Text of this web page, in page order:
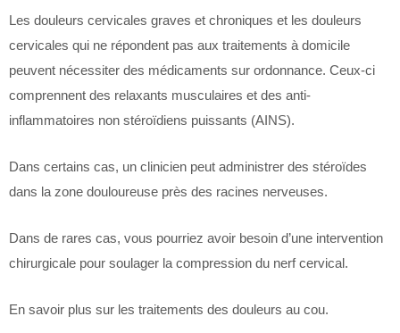
Les douleurs cervicales graves et chroniques et les douleurs
cervicales qui ne répondent pas aux traitements à domicile
peuvent nécessiter des médicaments sur ordonnance. Ceux-ci
comprennent des relaxants musculaires et des anti-
inflammatoires non stéroïdiens puissants (AINS).
Dans certains cas, un clinicien peut administrer des stéroïdes
dans la zone douloureuse près des racines nerveuses.
Dans de rares cas, vous pourriez avoir besoin d’une intervention
chirurgicale pour soulager la compression du nerf cervical.
En savoir plus sur les traitements des douleurs au cou.